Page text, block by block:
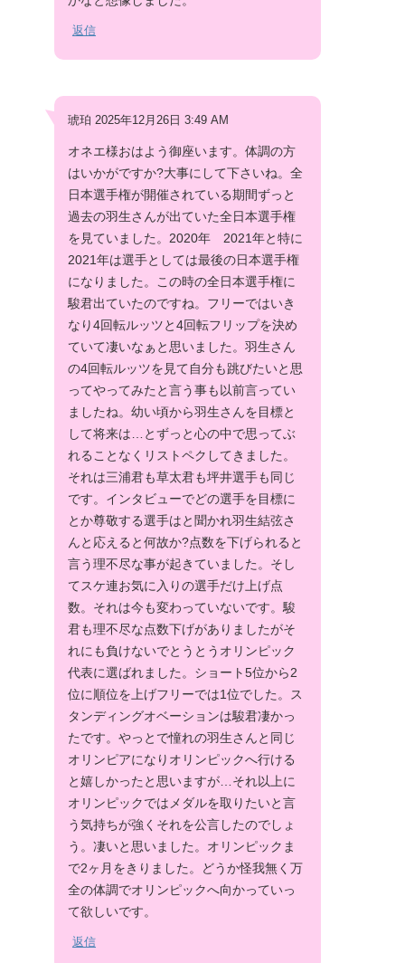
返信
琥珀 2025年12月26日 3:49 AM
オネエ様おはよう御座います。体調の方
はいかがですか?大事にして下さいね。全
日本選手権が開催されている期間ずっと
過去の羽生さんが出ていた全日本選手権
を見ていました。2020年 2021年と特に
2021年は選手としては最後の日本選手権
になりました。この時の全日本選手権に
駿君出ていたのですね。フリーではいき
なり4回転ルッツと4回転フリップを決め
ていて凄いなぁと思いました。羽生さん
の4回転ルッツを見て自分も跳びたいと思
ってやってみたと言う事も以前言ってい
ましたね。幼い頃から羽生さんを目標と
して将来は…とずっと心の中で思ってぶ
れることなくリストペクしてきました。
それは三浦君も草太君も坪井選手も同じ
です。インタビューでどの選手を目標に
とか尊敬する選手はと聞かれ羽生結弦さ
んと応えると何故か?点数を下げられると
言う理不尽な事が起きていました。そし
てスケ連お気に入りの選手だけ上げ点
数。それは今も変わっていないです。駿
君も理不尽な点数下げがありましたがそ
れにも負けないでとうとうオリンピック
代表に選ばれました。ショート5位から2
位に順位を上げフリーでは1位でした。ス
タンディングオベーションは駿君凄かっ
たです。やっとで憧れの羽生さんと同じ
オリンピアになりオリンピックへ行ける
と嬉しかったと思いますが…それ以上に
オリンピックではメダルを取りたいと言
う気持ちが強くそれを公言したのでしょ
う。凄いと思いました。オリンピックま
で2ヶ月をきりました。どうか怪我無く万
全の体調でオリンピックへ向かっていっ
て欲しいです。
返信